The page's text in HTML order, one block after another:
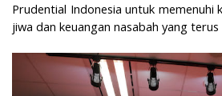
Prudential Indonesia untuk memenuhi
jiwa dan keuangan nasabah yang